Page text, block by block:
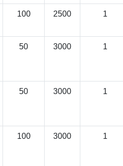
100 2500 1
50 3000 1
50 3000 1
100 3000 1